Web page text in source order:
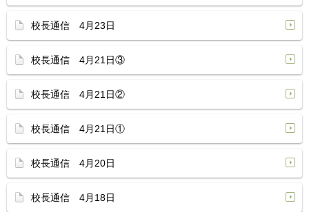
校長通信 4月23日
校長通信 4月21日③
校長通信 4月21日②
校長通信 4月21日①
校長通信 4月20日
校長通信 4月18日